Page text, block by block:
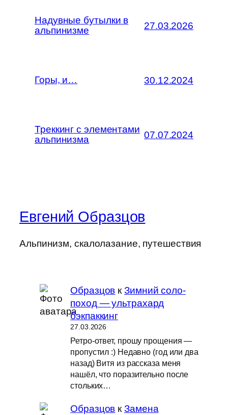
Надувные бутылки в
альпинизме
27.03.2026
Горы, и… 30.12.2024
Треккинг с элементами
альпинизма
07.07.2024
Евгений Образцов
Альпинизм, скалолазание, путешествия
Образцов кЗимний соло-
поход — ультрахард
бэкпаккинг
27.03.2026
Ретро-ответ, прошу прощения —
пропустил :) Недавно (год или два
назад) Витя из рассказа меня
нашёл, что поразительно после
стольких…
Образцов кЗамена